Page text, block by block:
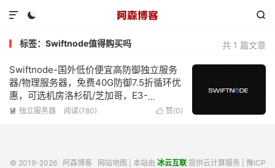
 

共 1 篇文章
标签：Swiftnode值得购买吗
Swiftnode-国外低价便宜高防御独立服务
器/物理服务器，免费40G防御7.5折循环优
惠，可选机房洛杉矶/芝加哥，E3-
1230v5/32G内存/500GSSD/1Gbps带宽
 赞(0)
 独立服务器 阅读(780)
© 2019-2026 阿森博客 网站地图 | 本站由 冰云互联提供云计算服务 | 豫ICP